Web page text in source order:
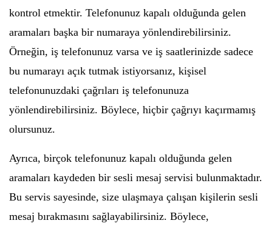
kontrol etmektir. Telefonunuz kapalı olduğunda gelen
aramaları başka bir numaraya yönlendirebilirsiniz.
Örneğin, iş telefonunuz varsa ve iş saatlerinizde sadece
bu numarayı açık tutmak istiyorsanız, kişisel
telefonunuzdaki çağrıları iş telefonunuza
yönlendirebilirsiniz. Böylece, hiçbir çağrıyı kaçırmamış
olursunuz.
Ayrıca, birçok telefonunuz kapalı olduğunda gelen
aramaları kaydeden bir sesli mesaj servisi bulunmaktadır.
Bu servis sayesinde, size ulaşmaya çalışan kişilerin sesli
mesaj bırakmasını sağlayabilirsiniz. Böylece,